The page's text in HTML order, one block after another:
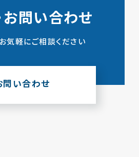
お問い合わせ
気軽にご相談ください
問い合わせ